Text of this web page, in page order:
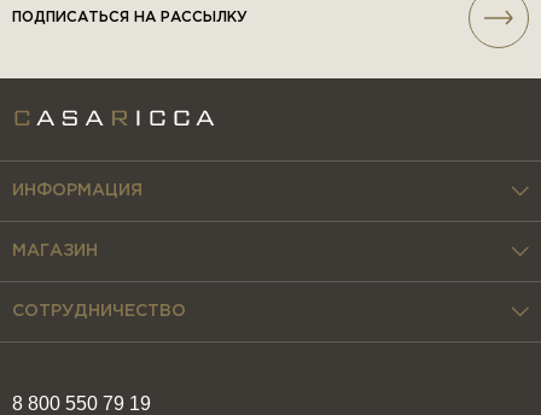
ПОДПИСАТЬСЯ НА РАССЫЛКУ
8 800 550 79 19
ИНФОРМАЦИЯ
МАГАЗИН
СОТРУДНИЧЕСТВО